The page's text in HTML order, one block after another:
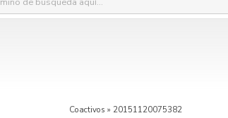
Coactivos » 20151120075382